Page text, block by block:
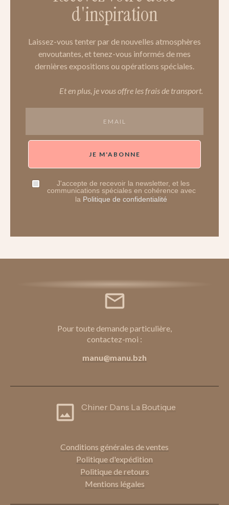
d'inspiration
Laissez-vous tenter par de nouvelles atmosphères
envoutantes, et tenez-vous informés de mes
dernières expositions ou opérations spéciales.
Et en plus, je vous offre les frais de transport.
JE M'ABONNE
J'accepte de recevoir la newsletter, et les
communications spéciales en cohérence avec
la Politique de confidentialité
Pour toute demande particulière,
contactez-moi :
manu@manu.bzh
Chiner Dans La Boutique
Conditions générales de ventes
Politique d'expédition
Politique de retours
Mentions légales